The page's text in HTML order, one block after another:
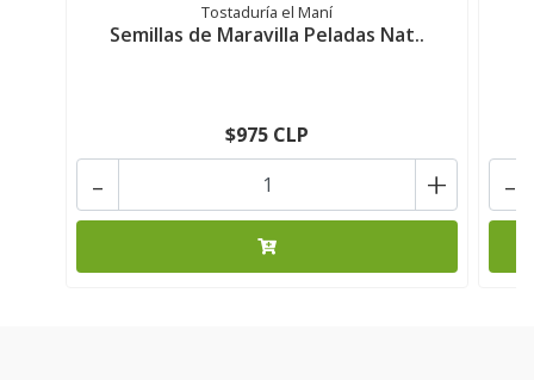
Tostaduría el Maní
Semillas de Maravilla Peladas Nat..
$975 CLP
+
- -